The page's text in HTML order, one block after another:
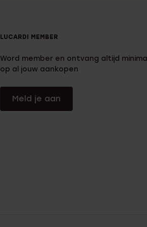
LUCARDI MEMBER
Word member en ontvang altijd
op al jouw aankopen
Meld je aan